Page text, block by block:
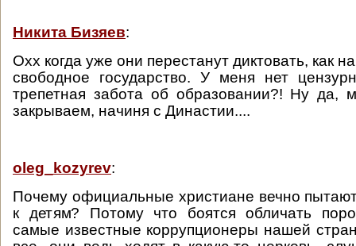
Никита Бизяев:
Охх когда уже они перестанут диктовать, как
свободное государство. У меня нет
трепетная забота об образовании?! Ну да,
закрываем, начиня с Династии....
oleg_kozyrev:
Почему официальные христиане вечно
к детям? Потому что боятся обличать
самые известные коррупционеры нашей